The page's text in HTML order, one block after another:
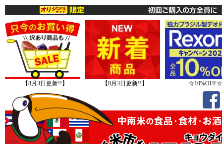
【8月3日更新!!】 【8月3日更新!!】 ☆10%OFF☆